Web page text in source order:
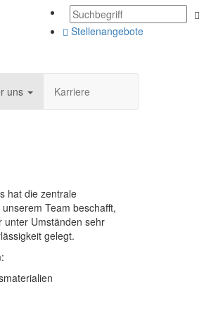
Stellenangebote
uns Karriere
hat die zentrale
Team beschafft,
unter Umständen sehr
gelegt.